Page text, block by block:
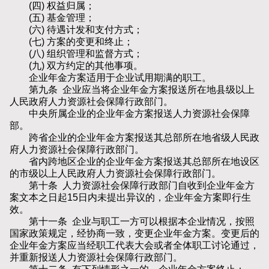
(四) 权益归属；
(五) 基金管理；
(六) 待遇计发和支付方式；
(七) 方案的变更和终止；
(八) 组织管理和监督方式；
(九) 双方约定的其他事项。
企业年金方案适用于企业试用期满的职工。
第九条 企业应当将企业年金方案报送所在地县级以上
人民政府人力资源社会保障行政部门。
中央所属企业的企业年金方案报送人力资源社会保障
部。
跨省企业的企业年金方案报送其总部所在地省级人民政
府人力资源社会保障行政部门。
省内跨地区企业的企业年金方案报送其总部所在地设区
的市级以上人民政府人力资源社会保障行政部门。
第十条 人力资源社会保障行政部门自收到企业年金方
案文本之日起15日内未提出异议的，企业年金方案即行生
效。
第十一条 企业与职工一方可以根据本企业情况，按照
国家政策规定，经协商一致，变更企业年金方案。变更后的
企业年金方案应当经职工代表大会或者全体职工讨论通过，
并重新报送人力资源社会保障行政部门。